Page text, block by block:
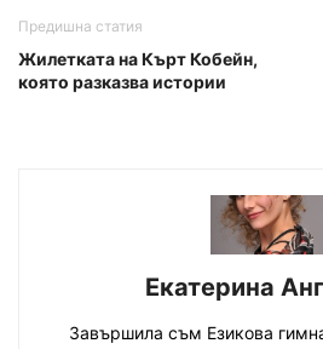
Предишна статия
Жилетката на Кърт Кобейн,
която разказва истории
Екатерина
Завършила съм Езикова